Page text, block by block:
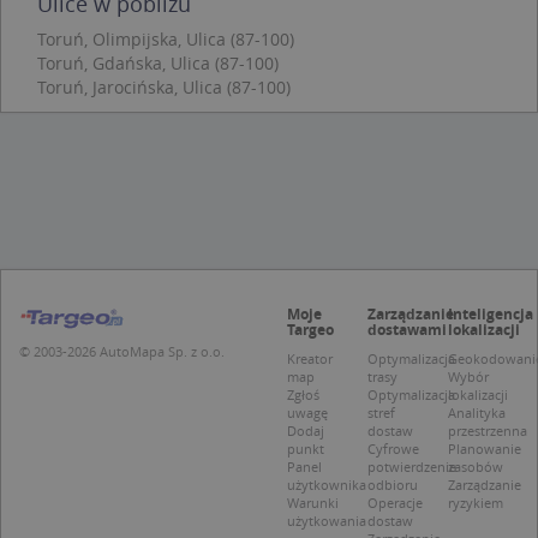
Toruń, Olimpijska, Ulica (87-100)
Toruń, Gdańska, Ulica (87-100)
Toruń, Jarocińska, Ulica (87-100)
© 2003-2026 AutoMapa Sp. z o.o.
Moje
Targeo
Kreator
map
Zgłoś
uwagę
Dodaj
punkt
Panel
użytkownika
Warunki
użytkowania
Zarządzanie
dostawami
Optymalizacja
trasy
Optymalizacja
stref
dostaw
Cyfrowe
potwierdzenie
odbioru
Operacje
dostaw
Inteligencja
lokalizacji
Wybór
lokalizacji
Analityka
przestrzenna
Planowanie
zasobów
Zarządzanie
ryzykiem
kloc
.www.targeo.pl 1 rok
Provider/
Domena
Okres
przechowywania
Opis
.targeo.pl 1 rok 1 miesiąc
Ten plik
Google
Okres
przechowywania
Opis
1 rok 3 tygodnie
Provider/Domena
CrossDomainCookieScriptConsent_35
.crossdomain.cookie-
script.com